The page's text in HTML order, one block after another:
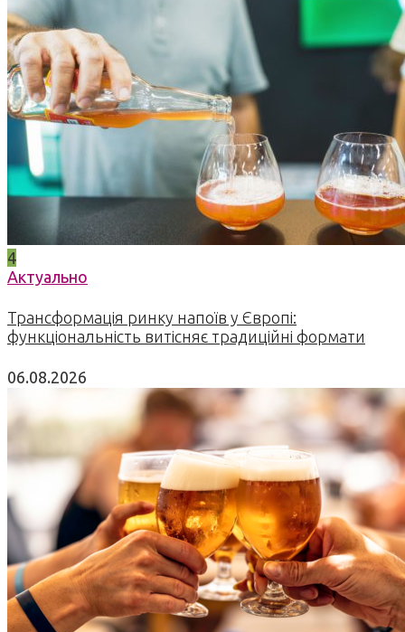
4
Актуально
Трансформація ринку напоїв у Європі:
функціональність витісняє традиційні формати
06.08.2026